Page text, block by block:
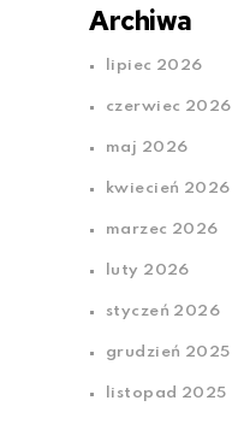
Archiwa
lipiec 2026
czerwiec 2026
maj 2026
kwiecień 2026
marzec 2026
luty 2026
styczeń 2026
grudzień 2025
listopad 2025